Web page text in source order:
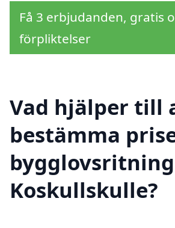
Få 3 erbjudanden, gratis
förpliktelser
Vad hjälper till
bestämma
Koskullskulle?